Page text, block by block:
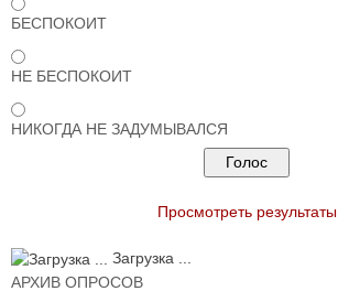
БЕСПОКОИТ
НЕ БЕСПОКОИТ
НИКОГДА НЕ ЗАДУМЫВАЛСЯ
Просмотреть результаты
Загрузка ...
АРХИВ ОПРОСОВ